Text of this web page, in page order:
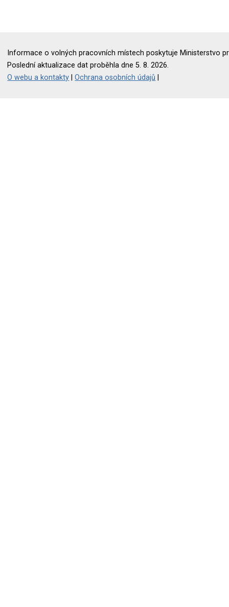
Informace o volných pracovních místech poskytuje Ministerstvo
Poslední aktualizace dat proběhla dne 5. 8. 2026.
O webu a kontakty |Ochrana osobních údajů